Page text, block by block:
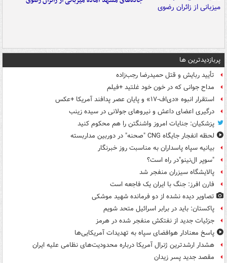
پربازدیدترین ها
تأیید ربایش و قتل حمیدرضا رجب‌زاده
مداح جوانی که در خون خود غلتید +فیلم
استقرار انبوه «دی‌اف‑۱۷» و پایان عصر پدافند آمریکا +عکس
درگیری اعضای داعش و نیروهای جولانی در سیده زینب
پزشکیان: جنایات امروز واشنگتن را هم محکوم کنید
لحظه انفجار جایگاه CNG "صحنه" در دوربین مداربسته
بیانیه سپاه پاسداران به مناسبت روز خبرنگار
"سوپر ال‌نینو"در راه است؟
پالایشگاه سیزران منفجر شد
فارن افرز: جنگ با ایران یک فاجعه است
تصاویر دیده‌ نشده از دو فرمانده شهید موشکی
پاکستان: باید در برابر اسرائیل متحد شویم
جزئیات جدید از نفتکش منفجر شده در هرمز
پاسخ معنادار هوافضای سپاه به تهدیدات آمریکایی‌ها
هشدار ارشدترین ژنرال آمریکا درباره محدودیت‌های نظامی علیه ایران
مقصد جدید پسر زیدان